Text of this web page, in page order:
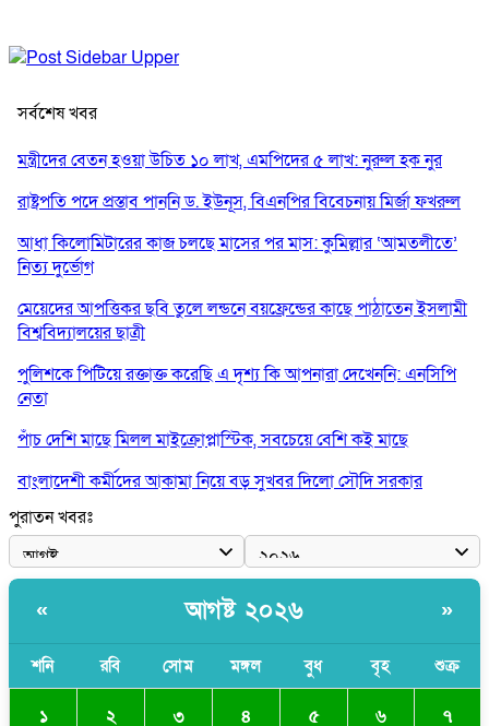
সর্বশেষ খবর
মন্ত্রীদের বেতন হওয়া উচিত ১০ লাখ, এমপিদের ৫ লাখ: নুরুল হক নুর
রাষ্ট্রপতি পদে প্রস্তাব পাননি ড. ইউনূস, বিএনপির বিবেচনায় মির্জা ফখরুল
আধা কিলোমিটারের কাজ চলছে মাসের পর মাস: কুমিল্লার ‘আমতলীতে’
নিত্য দুর্ভোগ
মেয়েদের আপত্তিকর ছবি তুলে লন্ডনে বয়ফ্রেন্ডের কাছে পাঠাতেন ইসলামী
বিশ্ববিদ্যালয়ের ছাত্রী
পুলিশকে পিটিয়ে রক্তাক্ত করেছি এ দৃশ্য কি আপনারা দেখেননি: এনসিপি
নেতা
পাঁচ দেশি মাছে মিলল মাইক্রোপ্লাস্টিক, সবচেয়ে বেশি কই মাছে
বাংলাদেশী কর্মীদের আকামা নিয়ে বড় সুখবর দিলো সৌদি সরকার
ভারতের পূর্ব সীমান্তে এখন ‘আরেকটি পাকিস্তান’ গড়ে উঠেছে: সজীব
ওয়াজেদ জয়
যে ডকুমেন্টারিতে আবু সাঈদের ছবি নেই, সেটা কোনো ডকুমেন্টারি নয়:
ভারপ্রাপ্ত রাষ্ট্রপতি
পুরাতন খবরঃ
« আগষ্ট ২০২৬ »
শনি রবি সোম মঙ্গল বুধ বৃহ শুক্র
১ ২ ৩ ৪ ৫ ৬ ৭